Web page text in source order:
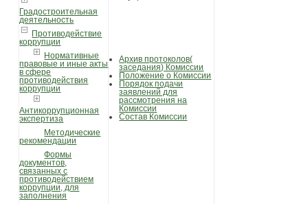
Градостроительная
деятельность
Противодействие
коррупции
Нормативные
правовые и иные акты
в сфере
противодействия
коррупции
Антикоррупционная
экспертиза
Методические
рекомендации
Формы
документов,
связанных с
противодействием
коррупции, для
заполнения
Архив протоколов(
заседания) Комиссии
Положение о Комиссии
Порядок подачи
заявлений для
рассмотрения на
Комиссии
Состав Комиссии